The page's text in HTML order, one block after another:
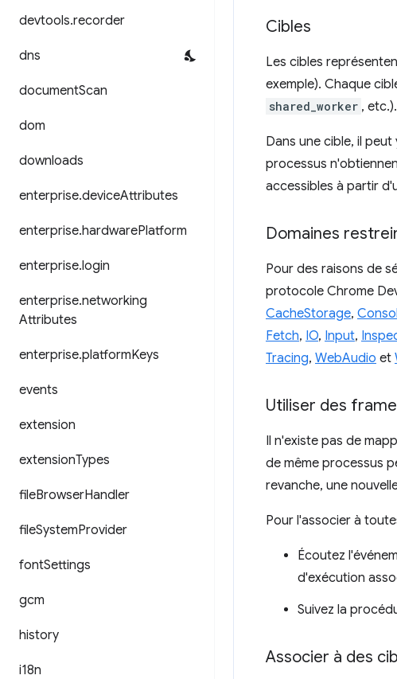
devtools.recorder
dns
documentScan
dom
downloads
enterprise.deviceAttributes
enterprise.hardwarePlatform
enterprise.login
enterprise.networking
Attributes
enterprise.platformKeys
events
extension
extensionTypes
fileBrowserHandler
fileSystemProvider
fontSettings
gcm
history
i18n
Cibles
Les cibles
exemple). Chaque
shared_worker , etc.).
Dans une cible, il
processus
accessibles à partir
Domaines
Pour des raisons de
protocole Chrome
CacheStorage,
Fetch, IO, Input,
Tracing, WebAudio et
Utiliser des
Il n'existe pas de
de même processus
revanche, une
Pour l'associer à
Écoutez
d'exécution
Suivez la
Associer à des